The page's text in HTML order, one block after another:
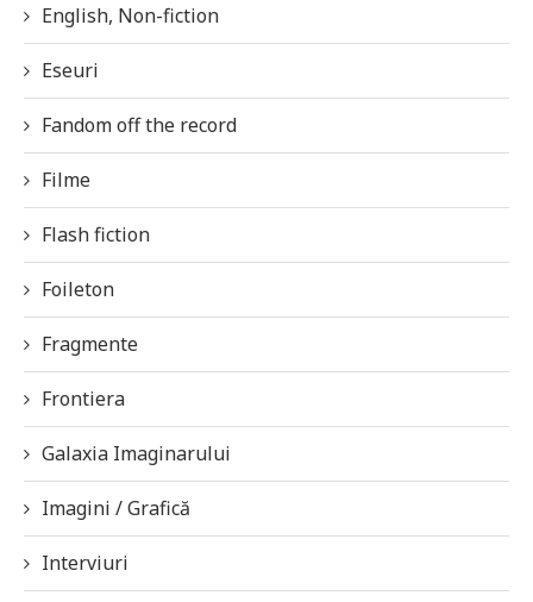
English, Non-fiction
Eseuri
Fandom off the record
Filme
Flash fiction
Foileton
Fragmente
Frontiera
Galaxia Imaginarului
Imagini / Grafică
Interviuri